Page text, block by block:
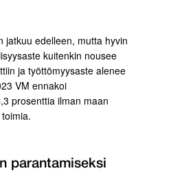
jatkuu edelleen, mutta hyvin
kuitenkin nousee
ja työttömyysaste alenee
VM ennakoi
prosenttia ilman maan
parantamiseksi